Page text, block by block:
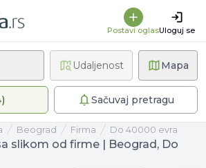
Postavi oglasUloguj se
Mapa
)4 primenjena filteraSačuvaj pretragu
Udaljenost
Beograd firma Do 40000 evra
slikom od firme | Beograd, Do